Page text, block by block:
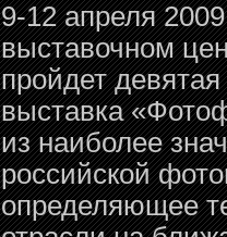
9-12 апреля
выставочном
пройдет
выставка
из наиболее
российской
определяющее